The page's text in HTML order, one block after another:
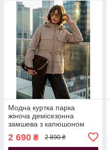
Модна куртка парка
жіноча демісезонна
замшева з капюшоном
2 690 ₴ 2 890 ₴